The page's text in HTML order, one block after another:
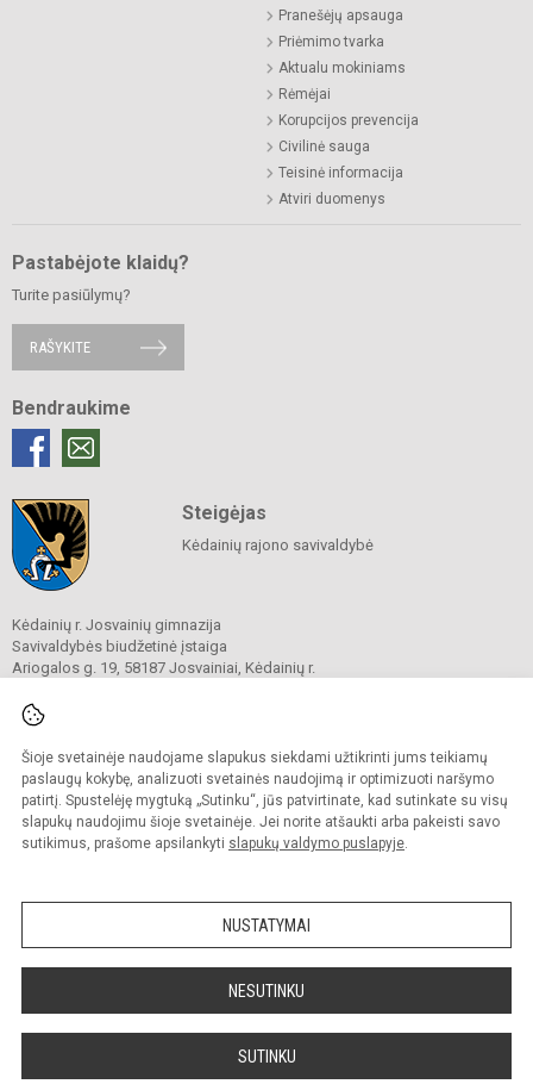
Šioje svetainėje naudojame slapukus siekdami užtikrinti jums teikiamų
paslaugų kokybę, analizuoti svetainės naudojimą ir optimizuoti naršymo
patirtį. Spustelėję mygtuką „Sutinku“, jūs patvirtinate, kad sutinkate su visų
slapukų naudojimu šioje svetainėje. Jei norite atšaukti arba pakeisti savo
sutikimus, prašome apsilankyti slapukų valdymo puslapyje.
NUSTATYMAI
NESUTINKU
SUTINKU
Pranešėjų apsauga
Priėmimo tvarka
Aktualu mokiniams
Rėmėjai
Korupcijos prevencija
Civilinė sauga
Teisinė informacija
Atviri duomenys
Pastabėjote klaidų?
Turite pasiūlymų?
RAŠYKITE
Bendraukime
Steigėjas
Kėdainių rajono savivaldybė
Kėdainių r. Josvainių gimnazija
Savivaldybės biudžetinė įstaiga
Ariogalos g. 19, 58187 Josvainiai, Kėdainių r.
El. p.
Duomenys kaupiami ir saugomi
Juridinių asmenų registre
Įmonės kodas 191018728
Kopijuoti turinį be raštiško gimnazijos sutikimo griežtai draudžiama.
Prieinamumo paraiška Slapukų valdymas
svetainę